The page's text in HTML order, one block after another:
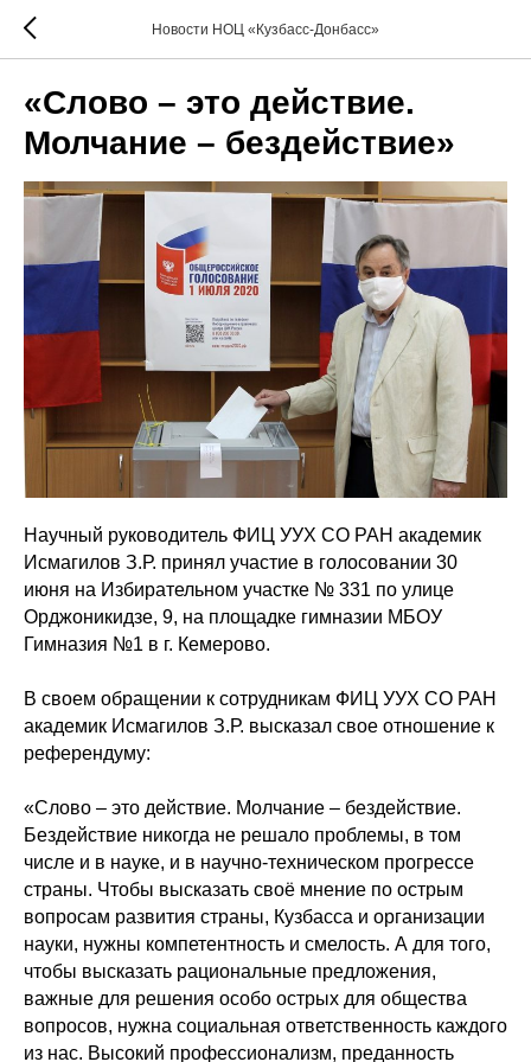
Новости НОЦ «Кузбасс-Донбасс»
«Слово – это действие.
Молчание – бездействие»
Научный руководитель ФИЦ УУХ СО РАН академик
Исмагилов З.Р. принял участие в голосовании 30
июня на Избирательном участке № 331 по улице
Орджоникидзе, 9, на площадке гимназии МБОУ
Гимназия №1 в г. Кемерово.
В своем обращении к сотрудникам ФИЦ УУХ СО РАН
академик Исмагилов З.Р. высказал свое отношение к
референдуму:
«Слово – это действие. Молчание – бездействие.
Бездействие никогда не решало проблемы, в том
числе и в науке, и в научно-техническом прогрессе
страны. Чтобы высказать своё мнение по острым
вопросам развития страны, Кузбасса и организации
науки, нужны компетентность и смелость. А для того,
чтобы высказать рациональные предложения,
важные для решения особо острых для общества
вопросов, нужна социальная ответственность каждого
из нас. Высокий профессионализм, преданность